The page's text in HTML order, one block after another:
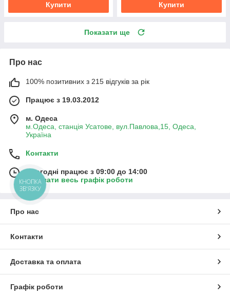
Купити Купити
Показати ще
Про нас
100% позитивних з 215 відгуків за рік
Працює з 19.03.2012
м. Одеса
м.Одеса, станція Усатове, вул.Павлова,15, Одеса,
Україна
Контакти
Сьогодні працює з 09:00 до 14:00
Показати весь графік роботи
Про нас
Контакти
Доставка та оплата
Графік роботи
КНОПКА
ЗВ'ЯЗКУ